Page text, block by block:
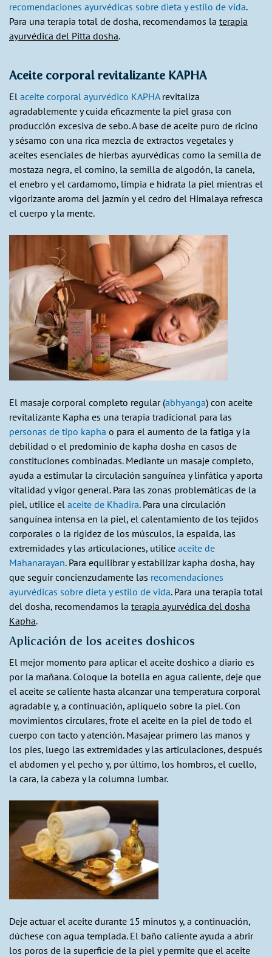
recomendaciones ayurvédicas sobre dieta y estilo de vida.
Para una terapia total de dosha, recomendamos la terapia
ayurvédica del Pitta dosha.
Aceite corporal revitalizante KAPHA
El aceite corporal ayurvédico KAPHArevitaliza
agradablemente y cuida eficazmente la piel grasa con
producción excesiva de sebo. A base de aceite puro de ricino
y sésamo con una rica mezcla de extractos vegetales y
aceites esenciales de hierbas ayurvédicas como la semilla de
mostaza negra, el comino, la semilla de algodón, la canela,
el enebro y el cardamomo, limpia e hidrata la piel mientras el
vigorizante aroma del jazmín y el cedro del Himalaya refresca
el cuerpo y la mente.
El masaje corporal completo regular (abhyanga) con aceite
revitalizante Kapha es una terapia tradicional para las
personas de tipo kapha o para el aumento de la fatiga y la
debilidad o el predominio de kapha dosha en casos de
constituciones combinadas. Mediante un masaje completo,
ayuda a estimular la circulación sanguínea y linfática y aporta
vitalidad y vigor general. Para las zonas problemáticas de la
piel, utilice el aceite de Khadira. Para una circulación
sanguínea intensa en la piel, el calentamiento de los tejidos
corporales o la rigidez de los músculos, la espalda, las
extremidades y las articulaciones, utilice aceite de
Mahanarayan. Para equilibrar y estabilizar kapha dosha, hay
que seguir concienzudamente las recomendaciones
ayurvédicas sobre dieta y estilo de vida. Para una terapia total
del dosha, recomendamos la terapia ayurvédica del dosha
Kapha.
Aplicación de los aceites doshicos
El mejor momento para aplicar el aceite doshico a diario es
por la mañana. Coloque la botella en agua caliente, deje que
el aceite se caliente hasta alcanzar una temperatura corporal
agradable y, a continuación, aplíquelo sobre la piel. Con
movimientos circulares, frote el aceite en la piel de todo el
cuerpo con tacto y atención. Masajear primero las manos y
los pies, luego las extremidades y las articulaciones, después
el abdomen y el pecho y, por último, los hombros, el cuello,
la cara, la cabeza y la columna lumbar.
Deje actuar el aceite durante 15 minutos y, a continuación,
dúchese con agua templada. El baño caliente ayuda a abrir
los poros de la superficie de la piel y permite que el aceite